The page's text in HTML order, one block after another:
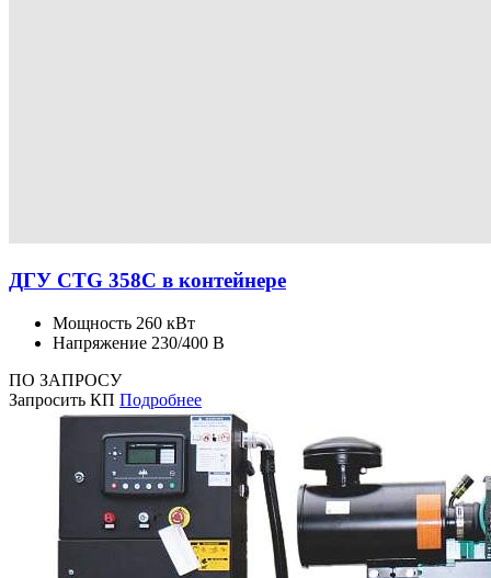
ДГУ CTG 358C в контейнере
Мощность 260 кВт
Напряжение 230/400 В
ПО ЗАПРОСУ
Запросить КП Подробнее